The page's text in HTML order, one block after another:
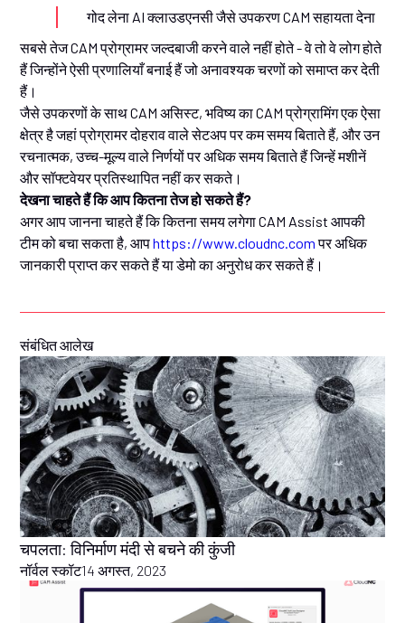
गोद लेना AI क्लाउडएनसी जैसे उपकरण CAM सहायता देना
सबसे तेज CAM प्रोग्रामर जल्दबाजी करने वाले नहीं होते - वे तो वे लोग होते
हैं जिन्होंने ऐसी प्रणालियाँ बनाई हैं जो अनावश्यक चरणों को समाप्त कर देती
हैं।
जैसे उपकरणों के साथ CAM असिस्ट, भविष्य का CAM प्रोग्रामिंग एक ऐसा
क्षेत्र है जहां प्रोग्रामर दोहराव वाले सेटअप पर कम समय बिताते हैं, और उन
रचनात्मक, उच्च-मूल्य वाले निर्णयों पर अधिक समय बिताते हैं जिन्हें मशीनें
और सॉफ्टवेयर प्रतिस्थापित नहीं कर सकते।
देखना चाहते हैं कि आप कितना तेज हो सकते हैं?
अगर आप जानना चाहते हैं कि कितना समय लगेगा CAM Assist आपकी
टीम को बचा सकता है, आपhttps://www.cloudnc.comपर अधिक
जानकारी प्राप्त कर सकते हैं या डेमो का अनुरोध कर सकते हैं।
संबंधित आलेख
चपलता: विनिर्माण मंदी से बचने की कुंजी
नॉर्वल स्कॉट14 अगस्त, 2023